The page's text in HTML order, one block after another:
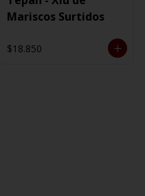
Mariscos Surtidos
$18.850